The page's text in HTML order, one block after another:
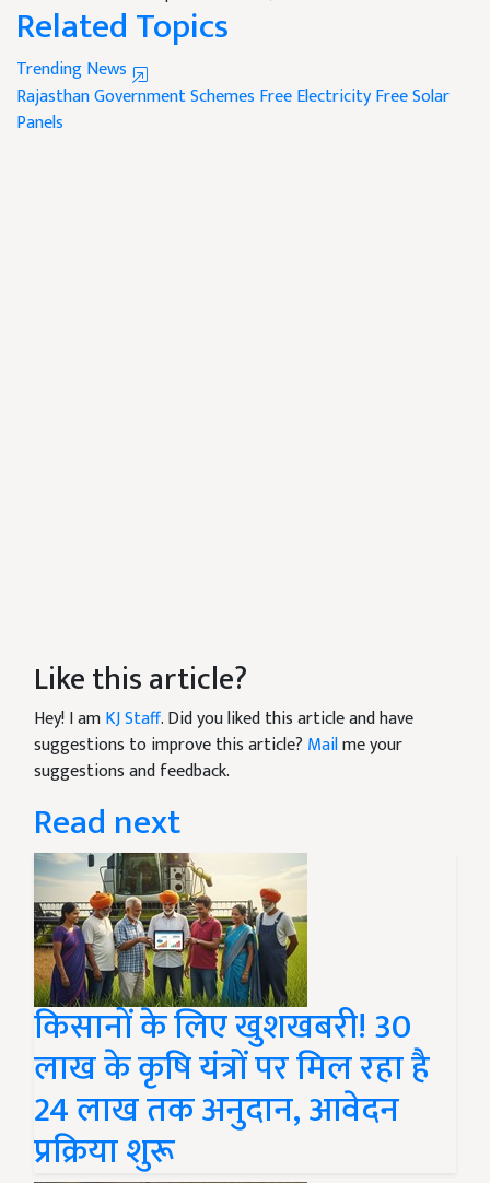
Related Topics
Trending News
Rajasthan Government Schemes Free ElectricityFree Solar
Panels
Like this article?
Hey! I amKJ Staff. Did you liked this article and have
suggestions to improve this article? Mailme your
suggestions and feedback.
Read next
किसानों के लिए खुशखबरी! 30
लाख के कृषि यंत्रों पर मिल रहा है
24 लाख तक अनुदान, आवेदन
प्रक्रिया शुरू